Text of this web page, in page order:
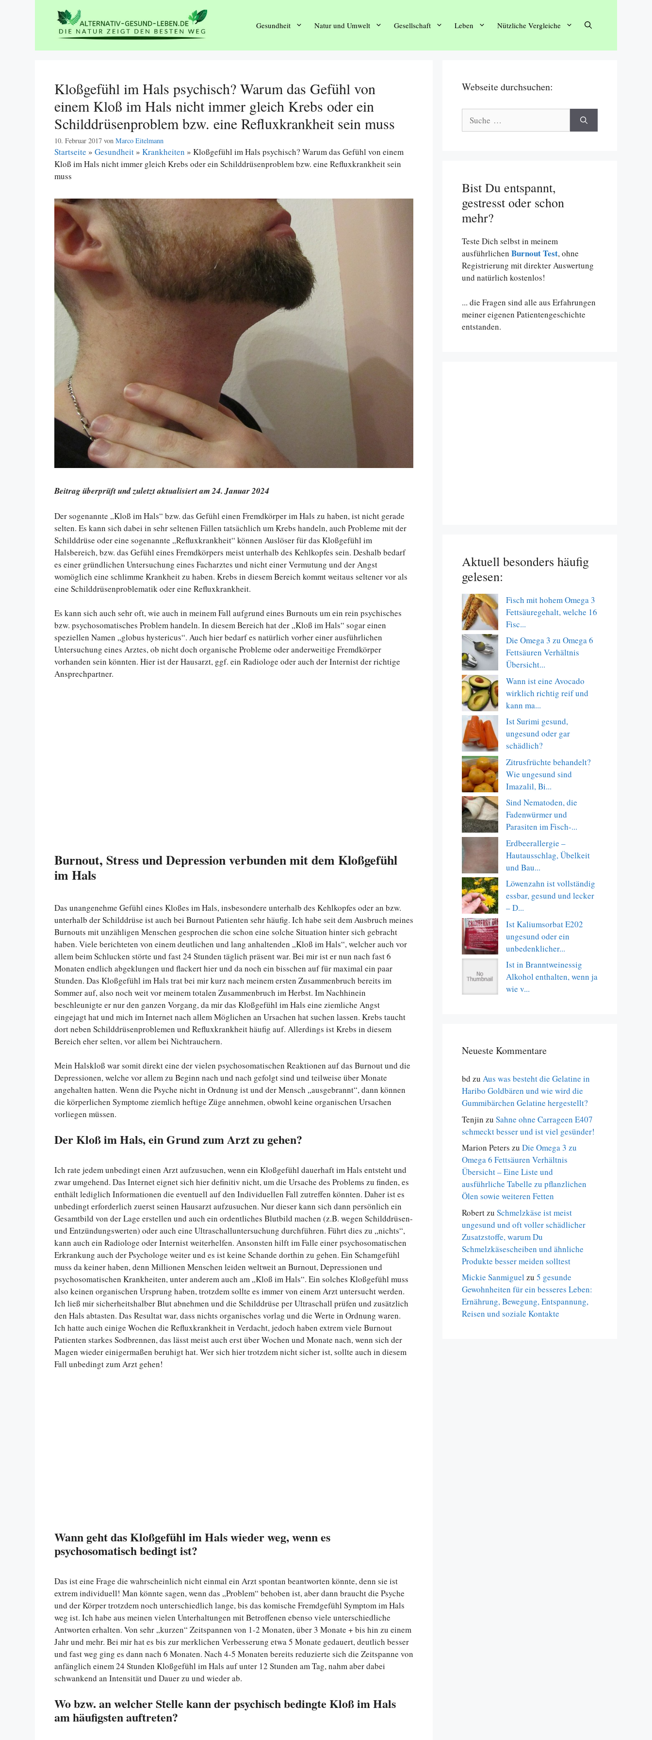
Gesundheit Natur und Umwelt Gesellschaft Leben Nützliche Vergleiche
Kloßgefühl im Hals psychisch? Warum das Gefühl von
einem Kloß im Hals nicht immer gleich Krebs oder ein
Schilddrüsenproblem bzw. eine Refluxkrankheit sein muss
10. Februar 2017 von Marco Eitelmann
Startseite » Gesundheit » Krankheiten » Kloßgefühl im Hals psychisch? Warum das Gefühl von einem
Kloß im Hals nicht immer gleich Krebs oder ein Schilddrüsenproblem bzw. eine Refluxkrankheit sein
muss
Beitrag überprüft und zuletzt aktualisiert am 24. Januar 2024
Der sogenannte „Kloß im Hals“ bzw. das Gefühl einen Fremdkörper im Hals zu haben, ist nicht gerade
selten. Es kann sich dabei in sehr seltenen Fällen tatsächlich um Krebs handeln, auch Probleme mit der
Schilddrüse oder eine sogenannte „Refluxkrankheit“ können Auslöser für das Kloßgefühl im
Halsbereich, bzw. das Gefühl eines Fremdkörpers meist unterhalb des Kehlkopfes sein. Deshalb bedarf
es einer gründlichen Untersuchung eines Facharztes und nicht einer Vermutung und der Angst
womöglich eine schlimme Krankheit zu haben. Krebs in diesem Bereich kommt weitaus seltener vor als
eine Schilddrüsenproblematik oder eine Refluxkrankheit.
Es kann sich auch sehr oft, wie auch in meinem Fall aufgrund eines Burnouts um ein rein psychisches
bzw. psychosomatisches Problem handeln. In diesem Bereich hat der „Kloß im Hals“ sogar einen
speziellen Namen „globus hystericus“. Auch hier bedarf es natürlich vorher einer ausführlichen
Untersuchung eines Arztes, ob nicht doch organische Probleme oder anderweitige Fremdkörper
vorhanden sein könnten. Hier ist der Hausarzt, ggf. ein Radiologe oder auch der Internist der richtige
Ansprechpartner.
Burnout, Stress und Depression verbunden mit dem Kloßgefühl
im Hals
Das unangenehme Gefühl eines Kloßes im Hals, insbesondere unterhalb des Kehlkopfes oder an bzw.
unterhalb der Schilddrüse ist auch bei Burnout Patienten sehr häufig. Ich habe seit dem Ausbruch meines
Burnouts mit unzähligen Menschen gesprochen die schon eine solche Situation hinter sich gebracht
haben. Viele berichteten von einem deutlichen und lang anhaltenden „Kloß im Hals“, welcher auch vor
allem beim Schlucken störte und fast 24 Stunden täglich präsent war. Bei mir ist er nun nach fast 6
Monaten endlich abgeklungen und flackert hier und da noch ein bisschen auf für maximal ein paar
Stunden. Das Kloßgefühl im Hals trat bei mir kurz nach meinem ersten Zusammenbruch bereits im
Sommer auf, also noch weit vor meinem totalen Zusammenbruch im Herbst. Im Nachhinein
beschleunigte er nur den ganzen Vorgang, da mir das Kloßgefühl im Hals eine ziemliche Angst
eingejagt hat und mich im Internet nach allem Möglichen an Ursachen hat suchen lassen. Krebs taucht
dort neben Schilddrüsenproblemen und Refluxkrankheit häufig auf. Allerdings ist Krebs in diesem
Bereich eher selten, vor allem bei Nichtrauchern.
Mein Halskloß war somit direkt eine der vielen psychosomatischen Reaktionen auf das Burnout und die
Depressionen, welche vor allem zu Beginn nach und nach gefolgt sind und teilweise über Monate
angehalten hatten. Wenn die Psyche nicht in Ordnung ist und der Mensch „ausgebrannt“, dann können
die körperlichen Symptome ziemlich heftige Züge annehmen, obwohl keine organischen Ursachen
vorliegen müssen.
Der Kloß im Hals, ein Grund zum Arzt zu gehen?
Ich rate jedem unbedingt einen Arzt aufzusuchen, wenn ein Kloßgefühl dauerhaft im Hals entsteht und
zwar umgehend. Das Internet eignet sich hier definitiv nicht, um die Ursache des Problems zu finden, es
enthält lediglich Informationen die eventuell auf den Individuellen Fall zutreffen könnten. Daher ist es
unbedingt erforderlich zuerst seinen Hausarzt aufzusuchen. Nur dieser kann sich dann persönlich ein
Gesamtbild von der Lage erstellen und auch ein ordentliches Blutbild machen (z.B. wegen Schilddrüsen-
und Entzündungswerten) oder auch eine Ultraschalluntersuchung durchführen. Führt dies zu „nichts“,
kann auch ein Radiologe oder Internist weiterhelfen. Ansonsten hilft im Falle einer psychosomatischen
Erkrankung auch der Psychologe weiter und es ist keine Schande dorthin zu gehen. Ein Schamgefühl
muss da keiner haben, denn Millionen Menschen leiden weltweit an Burnout, Depressionen und
psychosomatischen Krankheiten, unter anderem auch am „Kloß im Hals“. Ein solches Kloßgefühl muss
also keinen organischen Ursprung haben, trotzdem sollte es immer von einem Arzt untersucht werden.
Ich ließ mir sicherheitshalber Blut abnehmen und die Schilddrüse per Ultraschall prüfen und zusätzlich
den Hals abtasten. Das Resultat war, dass nichts organisches vorlag und die Werte in Ordnung waren.
Ich hatte auch einige Wochen die Refluxkrankheit in Verdacht, jedoch haben extrem viele Burnout
Patienten starkes Sodbrennen, das lässt meist auch erst über Wochen und Monate nach, wenn sich der
Magen wieder einigermaßen beruhigt hat. Wer sich hier trotzdem nicht sicher ist, sollte auch in diesem
Fall unbedingt zum Arzt gehen!
Wann geht das Kloßgefühl im Hals wieder weg, wenn es
psychosomatisch bedingt ist?
Das ist eine Frage die wahrscheinlich nicht einmal ein Arzt spontan beantworten könnte, denn sie ist
extrem individuell! Man könnte sagen, wenn das „Problem“ behoben ist, aber dann braucht die Psyche
und der Körper trotzdem noch unterschiedlich lange, bis das komische Fremdgefühl Symptom im Hals
weg ist. Ich habe aus meinen vielen Unterhaltungen mit Betroffenen ebenso viele unterschiedliche
Antworten erhalten. Von sehr „kurzen“ Zeitspannen von 1-2 Monaten, über 3 Monate + bis hin zu einem
Jahr und mehr. Bei mir hat es bis zur merklichen Verbesserung etwa 5 Monate gedauert, deutlich besser
und fast weg ging es dann nach 6 Monaten. Nach 4-5 Monaten bereits reduzierte sich die Zeitspanne von
anfänglich einem 24 Stunden Kloßgefühl im Hals auf unter 12 Stunden am Tag, nahm aber dabei
schwankend an Intensität und Dauer zu und wieder ab.
Wo bzw. an welcher Stelle kann der psychisch bedingte Kloß im Hals
am häufigsten auftreten?
Webseite durchsuchen:
nach:
Bist Du entspannt,
gestresst oder schon
mehr?
Teste Dich selbst in meinem
ausführlichen Burnout Test, ohne
Registrierung mit direkter Auswertung
und natürlich kostenlos!
... die Fragen sind alle aus Erfahrungen
meiner eigenen Patientengeschichte
entstanden.
Aktuell besonders häufig
gelesen:
Fisch mit hohem Omega 3
Fettsäuregehalt, welche 16
Fisc...
Die Omega 3 zu Omega 6
Fettsäuren Verhältnis
Übersicht...
Wann ist eine Avocado
wirklich richtig reif und
kann ma...
Ist Surimi gesund,
ungesund oder gar
schädlich?
Zitrusfrüchte behandelt?
Wie ungesund sind
Imazalil, Bi...
Sind Nematoden, die
Fadenwürmer und
Parasiten im Fisch-...
Erdbeerallergie –
Hautausschlag, Übelkeit
und Bau...
Löwenzahn ist vollständig
essbar, gesund und lecker
– D...
Ist Kaliumsorbat E202
ungesund oder ein
unbedenklicher...
Ist in Branntweinessig
Alkohol enthalten, wenn ja
wie v...
Neueste Kommentare
bd zu Aus was besteht die Gelatine in
Haribo Goldbären und wie wird die
Gummibärchen Gelatine hergestellt?
Tenjin zu Sahne ohne Carrageen E407
schmeckt besser und ist viel gesünder!
Marion Peters zu Die Omega 3 zu
Omega 6 Fettsäuren Verhältnis
Übersicht – Eine Liste und
ausführliche Tabelle zu pflanzlichen
Ölen sowie weiteren Fetten
Robert zu Schmelzkäse ist meist
ungesund und oft voller schädlicher
Zusatzstoffe, warum Du
Schmelzkäsescheiben und ähnliche
Produkte besser meiden solltest
Mickie Sanmiguel zu 5 gesunde
Gewohnheiten für ein besseres Leben:
Ernährung, Bewegung, Entspannung,
Reisen und soziale Kontakte